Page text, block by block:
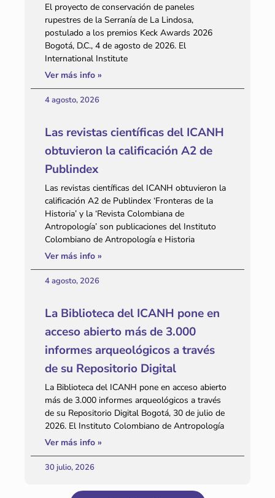
El proyecto de conservación de paneles
rupestres de la Serranía de La Lindosa,
postulado a los premios Keck Awards 2026
Bogotá, D.C., 4 de agosto de 2026. El
International Institute
Ver más info »
4 agosto, 2026
Las revistas científicas del ICANH
obtuvieron la calificación A2 de
Publindex
Las revistas científicas del ICANH obtuvieron la
calificación A2 de Publindex ‘Fronteras de la
Historia’ y la ‘Revista Colombiana de
Antropología’ son publicaciones del Instituto
Colombiano de Antropología e Historia
Ver más info »
4 agosto, 2026
La Biblioteca del ICANH pone en
acceso abierto más de 3.000
informes arqueológicos a través
de su Repositorio Digital
La Biblioteca del ICANH pone en acceso abierto
más de 3.000 informes arqueológicos a través
de su Repositorio Digital Bogotá, 30 de julio de
2026. El Instituto Colombiano de Antropología
Ver más info »
30 julio, 2026